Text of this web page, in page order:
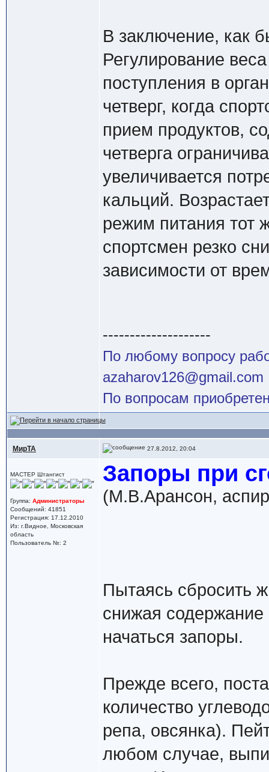
В заключение, как
Регулирование
поступления в
четверг, когда
прием продуктов,
четверга
увеличивается
кальций.
режим питания тот
спортсмен резко
зависимости от
--------------------
По любому вопросу
azaharov126@gmail.com
По вопросам
МирТА 27.8.2012, 20:04
МАСТЕР Штангист
Группа: Администраторы
Сообщений: 41851
Регистрация: 17.12.2010
Из: г.Видное, Московская
область
Пользователь №: 2
Запоры при
(М.В.Арансон,
Пытаясь сбросить
снижая содержание
начаться запоры.
Прежде всего,
количество
репа, овсянка).
любом случае,